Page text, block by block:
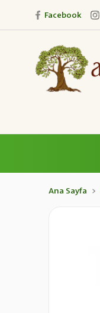
Facebook
Ana Sayfa